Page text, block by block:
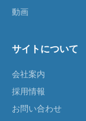
動画
サイトについて
会社案内
採用情報
お問い合わせ